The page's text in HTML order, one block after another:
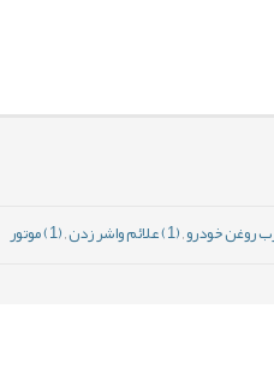
,(1) علائم واشر زدن ,(1) موتور